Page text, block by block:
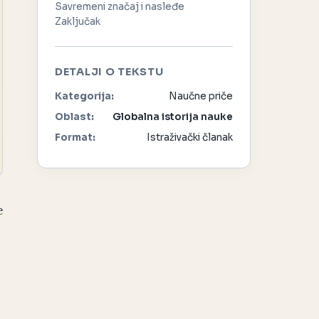
Savremeni značaj i nasleđe
Zaključak
DETALJI O TEKSTU
Kategorija:
Naučne priče
Oblast:
Globalna istorija nauke
Format:
Istraživački članak